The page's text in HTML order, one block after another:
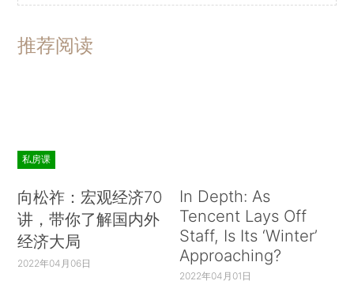
推荐阅读
私房课
向松祚：宏观经济70
讲，带你了解国内外
经济大局
2022年04月06日
In Depth: As
Tencent Lays Off
Staff, Is Its ‘Winter’
Approaching?
2022年04月01日